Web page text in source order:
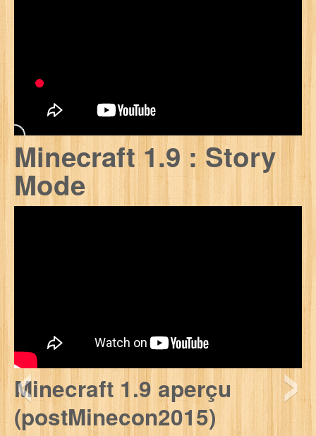
‹ ›
Minecraft 1.9 : Story
Mode
Minecraft 1.9 aperçu
(postMinecon2015)